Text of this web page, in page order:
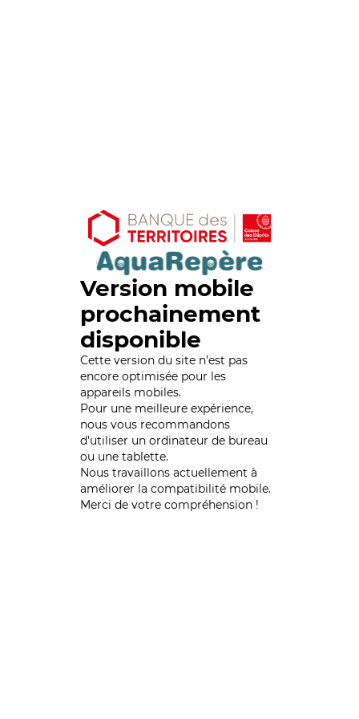
Version mobile
prochainement
disponible
Cette version du site n’est pas
encore optimisée pour les
appareils mobiles.
Pour une meilleure expérience,
nous vous recommandons
d'utiliser un ordinateur de bureau
ou une tablette.
Nous travaillons actuellement à
améliorer la compatibilité mobile.
Merci de votre compréhension !